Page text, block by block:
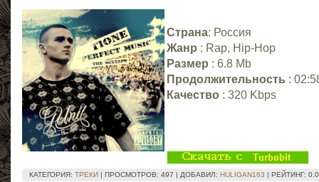
Страна: Россия
Жанр : Rap, Hip-Hop
Размер : 6.8 Mb
Продолжительность :
Качество : 320 Kbps
КАТЕГОРИЯ: ТРЕКИ | ПРОСМОТРОВ: 497 | ДОБАВИЛ: HULIGAN163 | РЕЙТИНГ: 0.0